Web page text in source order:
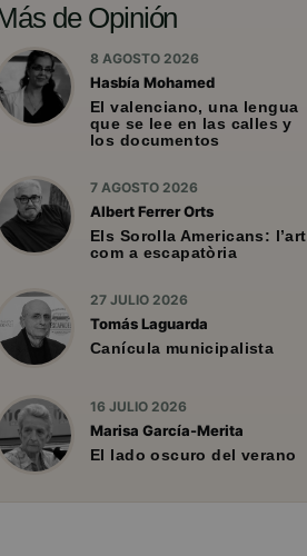
de Opinión
8 AGOSTO 2026
Hasbía Mohamed
El valenciano, una lengua
que se lee en las calles y
los documentos
7 AGOSTO 2026
Albert Ferrer Orts
Els Sorolla Americans: l’art
com a escapatòria
27 JULIO 2026
Tomás Laguarda
Canícula municipalista
16 JULIO 2026
Marisa García-Merita
El lado oscuro del verano